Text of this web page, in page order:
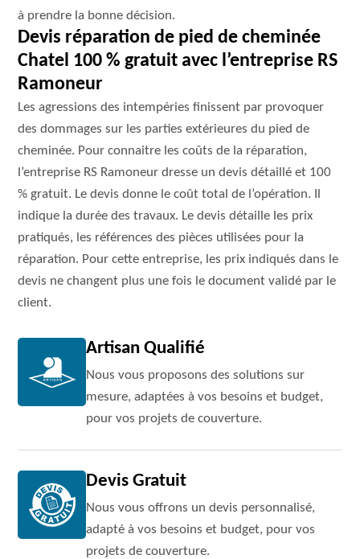
à prendre la bonne décision.
Devis réparation de pied de cheminée
Chatel 100 % gratuit avec l’entreprise RS
Ramoneur
Les agressions des intempéries finissent par provoquer
des dommages sur les parties extérieures du pied de
cheminée. Pour connaitre les coûts de la réparation,
l’entreprise RS Ramoneur dresse un devis détaillé et 100
% gratuit. Le devis donne le coût total de l’opération. Il
indique la durée des travaux. Le devis détaille les prix
pratiqués, les références des pièces utilisées pour la
réparation. Pour cette entreprise, les prix indiqués dans le
devis ne changent plus une fois le document validé par le
client.
Artisan Qualifié
Nous vous proposons des solutions sur
mesure, adaptées à vos besoins et budget,
pour vos projets de couverture.
Devis Gratuit
Nous vous offrons un devis personnalisé,
adapté à vos besoins et budget, pour vos
projets de couverture.